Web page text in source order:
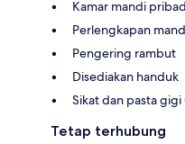
Kamar mandi
Perlengkapan
Pengering rambut
Disediakan handuk
Sikat dan pasta
Tetap terhubung